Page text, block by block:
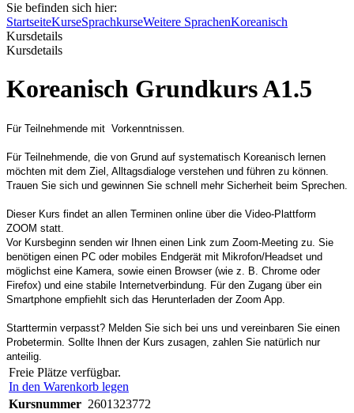
Sie befinden sich hier:
StartseiteKurseSprachkurseWeitere SprachenKoreanisch
Kursdetails
Kursdetails
Koreanisch Grundkurs A1.5
Für Teilnehmende mit Vorkenntnissen.
Für Teilnehmende, die von Grund auf systematisch Koreanisch lernen
möchten mit dem Ziel, Alltagsdialoge verstehen und führen zu können.
Trauen Sie sich und gewinnen Sie schnell mehr Sicherheit beim Sprechen.
Dieser Kurs findet an allen Terminen online über die Video-Plattform
ZOOM statt.
Vor Kursbeginn senden wir Ihnen einen Link zum Zoom-Meeting zu. Sie
benötigen einen PC oder mobiles Endgerät mit Mikrofon/Headset und
möglichst eine Kamera, sowie einen Browser (wie z. B. Chrome oder
Firefox) und eine stabile Internetverbindung. Für den Zugang über ein
Smartphone empfiehlt sich das Herunterladen der Zoom App.
Starttermin verpasst? Melden Sie sich bei uns und vereinbaren Sie einen
Probetermin. Sollte Ihnen der Kurs zusagen, zahlen Sie natürlich nur
anteilig.
Freie Plätze verfügbar.
In den Warenkorb legen
Kursnummer 2601323772